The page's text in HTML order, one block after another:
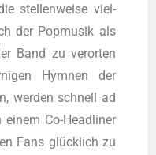
stel­len­wei­se viel­
der Pop­mu­sik als
Band zu ver­or­ten
Hym­nen der
wer­den schnell ad
Co-Head­li­ner
Fans glück­lich zu